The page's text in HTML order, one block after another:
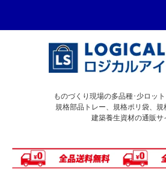
ものづくり現場の多品種･少ロット
規格部品トレー、規格ポリ袋、規
建築養生資材の通販サ